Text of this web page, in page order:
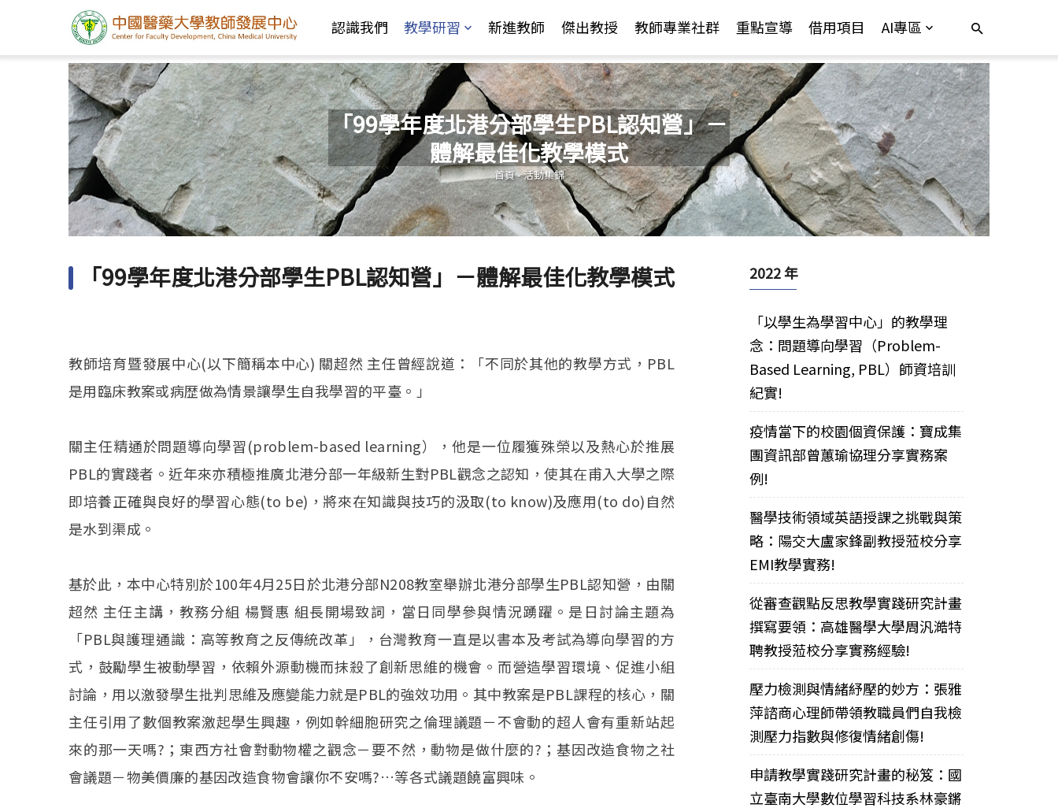
認識我們 教學研習 新進教師 傑出教授 教師專業社群 重點宣導 借用項目 AI專區
「99學年度北港分部學生PBL認知營」－
體解最佳化教學模式
您在這裡
首頁-活動集錦
「99學年度北港分部學生PBL認知營」－體解最佳化教學模式
教師培育暨發展中心(以下簡稱本中心) 關超然 主任曾經說道：「不同於其他的教學方式，PBL
是用臨床教案或病歴做為情景讓學生自我學習的平臺。」
關主任精通於問題導向學習(problem-based learning），他是一位履獲殊榮以及熱心於推展
PBL的實踐者。近年來亦積極推廣北港分部一年級新生對PBL觀念之認知，使其在甫入大學之際
即培養正確與良好的學習心態(to be)，將來在知識與技巧的汲取(to know)及應用(to do)自然
是水到渠成。
基於此，本中心特別於100年4月25日於北港分部N208教室舉辦北港分部學生PBL認知營，由關
超然 主任主講，教務分組 楊賢惠 組長開場致詞，當日同學參與情況踴躍。是日討論主題為
「PBL與護理通識：高等教育之反傳統改革」，台灣教育一直是以書本及考試為導向學習的方
式，鼓勵學生被動學習，依賴外源動機而抹殺了創新思維的機會。而營造學習環境、促進小組
討論，用以激發學生批判思維及應變能力就是PBL的強效功用。其中教案是PBL課程的核心，關
主任引用了數個教案激起學生興趣，例如幹細胞研究之倫理議題－不會動的超人會有重新站起
來的那一天嗎?；東西方社會對動物權之觀念－要不然，動物是做什麼的?；基因改造食物之社
會議題－物美價廉的基因改造食物會讓你不安嗎?…等各式議題饒富興味。
2022 年
「以學生為學習中心」的教學理
念：問題導向學習（Problem-
Based Learning, PBL）師資培訓
紀實!
疫情當下的校園個資保護：寶成集
團資訊部曾蕙瑜協理分享實務案
例!
醫學技術領域英語授課之挑戰與策
略：陽交大盧家鋒副教授蒞校分享
EMI教學實務!
從審查觀點反思教學實踐研究計畫
撰寫要領：高雄醫學大學周汎澔特
聘教授蒞校分享實務經驗!
壓力檢測與情緒紓壓的妙方：張雅
萍諮商心理師帶領教職員們自我檢
測壓力指數與修復情緒創傷!
申請教學實踐研究計畫的秘笈：國
立臺南大學數位學習科技系林豪鏘